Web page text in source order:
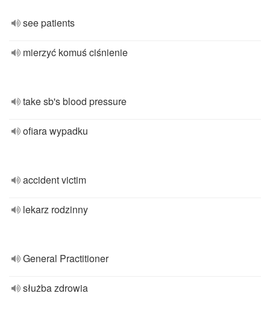
see patients
mierzyć komuś ciśnienie
take sb's blood pressure
ofiara wypadku
accident victim
lekarz rodzinny
General Practitioner
służba zdrowia